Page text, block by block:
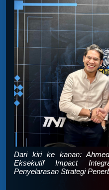
Dari kiri ke kanan:
Eksekutif Impact
Penyelarasan Strategi